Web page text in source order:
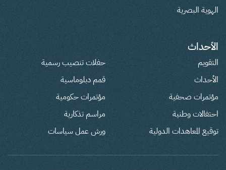
الهوية البصرية
الأحداث
التقويم
الأحداث
مؤتمرات صحفية
احتفالات وطنية
توقيع المعاهدات الدولية
حفلات تنصيب رسمية
قمم دبلوماسية
مؤتمرات حكومية
مراسم تذكارية
ورش عمل سياسات